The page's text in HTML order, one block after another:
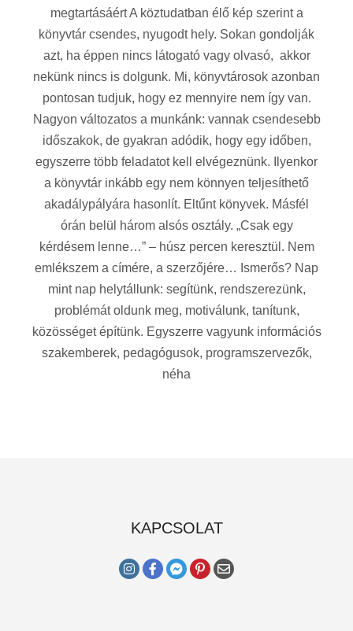
megtartásáért A köztudatban élő kép szerint a
könyvtár csendes, nyugodt hely. Sokan gondolják
azt, ha éppen nincs látogató vagy olvasó, akkor
nekünk nincs is dolgunk. Mi, könyvtárosok azonban
pontosan tudjuk, hogy ez mennyire nem így van.
Nagyon változatos a munkánk: vannak csendesebb
időszakok, de gyakran adódik, hogy egy időben,
egyszerre több feladatot kell elvégeznünk. Ilyenkor
a könyvtár inkább egy nem könnyen teljesíthető
akadálypályára hasonlít. Eltűnt könyvek. Másfél
órán belül három alsós osztály. „Csak egy
kérdésem lenne…” – húsz percen keresztül. Nem
emlékszem a címére, a szerzőjére… Ismerős? Nap
mint nap helytállunk: segítünk, rendszerezünk,
problémát oldunk meg, motiválunk, tanítunk,
közösséget építünk. Egyszerre vagyunk információs
szakemberek, pedagógusok, programszervezők,
néha
KAPCSOLAT